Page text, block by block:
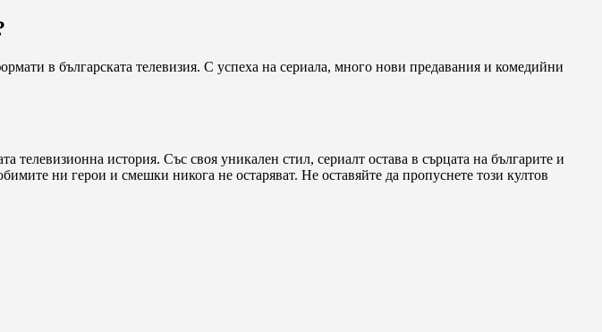
в българската телевизия. С успеха на сериала, много нови предавания и комедийни
телевизионна история. Със своя уникален стил, сериалт остава в сърцата на българите и
ни герои и смешки никога не остаряват. Не оставяйте да пропуснете този култов